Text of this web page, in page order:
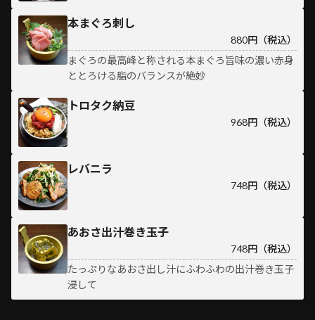
本まぐろ刺し
880円（税込）
まぐろの最高峰と称される本まぐろ旨味の濃い赤身
ととろける脂のバランスが絶妙
トロタク納豆
968円（税込）
レバニラ
748円（税込）
あおさ出汁巻き玉子
748円（税込）
たっぷりなあおさ出し汁にふわふわの出汁巻き玉子
浸して